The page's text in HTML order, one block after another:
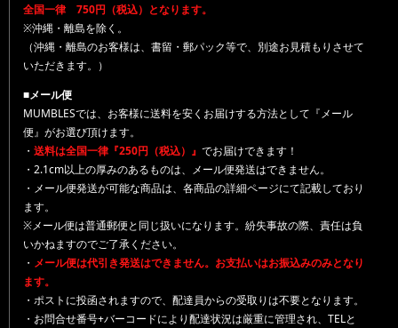
全国一律 750円（税込）となります。
※沖縄・離島を除く。
（沖縄・離島のお客様は、書留・郵パック等で、別途お見積もりさせて
いただきます。）
■メール便
MUMBLESでは、お客様に送料を安くお届けする方法として『メール
便』がお選び頂けます。
・ 送料は全国一律『250円（税込）』 でお届けできます！
・2.1cm以上の厚みのあるものは、メール便発送はできません。
・メール便発送が可能な商品は、各商品の詳細ページにて記載しており
ます。
※メール便は普通郵便と同じ扱いになります。紛失事故の際、責任は負
いかねますのでご了承ください。
・ メール便は代引き発送はできません。お支払いはお振込みのみとなり
ます。
・ポストに投函されますので、配達員からの受取りは不要となります。
・お問合せ番号+バーコードにより配達状況は厳重に管理され、TELと